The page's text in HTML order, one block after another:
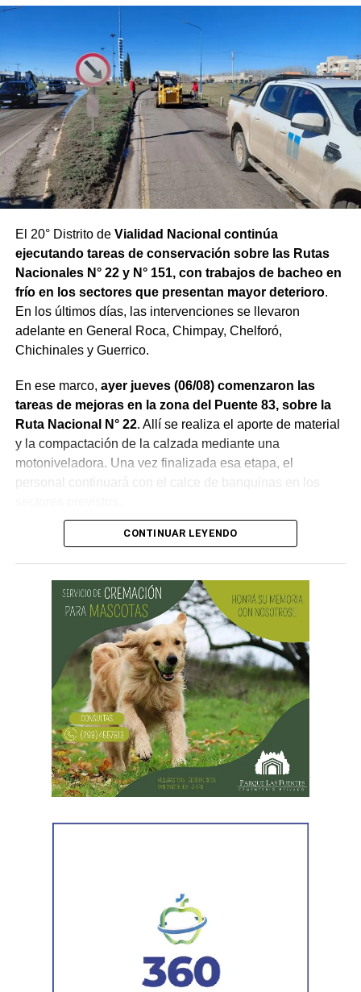
El 20° Distrito de Vialidad Nacional continúa
ejecutando tareas de conservación sobre las Rutas
Nacionales N° 22 y N° 151, con trabajos de bacheo en
frío en los sectores que presentan mayor deterioro.
En los últimos días, las intervenciones se llevaron
adelante en General Roca, Chimpay, Chelforó,
Chichinales y Guerrico.
En ese marco, ayer jueves (06/08) comenzaron las
tareas de mejoras en la zona del Puente 83, sobre la
Ruta Nacional N° 22. Allí se realiza el aporte de material
y la compactación de la calzada mediante una
motoniveladora. Una vez finalizada esa etapa, el
personal continuará con el calce de banquinas en los
Desde Vialidad Nacional informaron que,durante las
próximas semanas, el operativo de bacheo será
reforzado con dos nuevas cuadrillas de trabajo y dos
camiones bacheadores, lo que permitirá incrementar
el ritmo de ejecución y optimizar las tareas de
mantenimiento en distintos puntos del Alto Valle.
Por otra parte, el organismo avanza con el relevamiento
sectores más deteriorados y mejorar las condiciones de
CONTINUAR LEYENDO